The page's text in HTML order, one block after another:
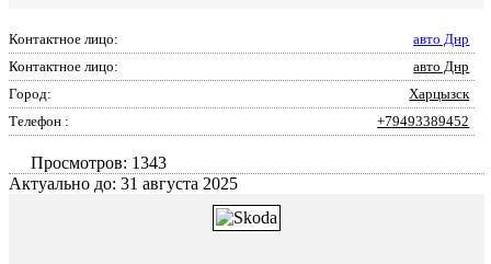
Контактное лицо:
авто Днр
Контактное лицо:
авто Днр
Город:
Харцызск
Телефон :
+79493389452
Просмотров: 1343
Актуально до: 31 августа 2025